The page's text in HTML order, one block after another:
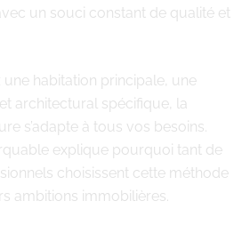
un souci constant de qualité et
habitation principale, une
architectural spécifique, la
s’adapte à tous vos besoins.
explique pourquoi tant de
choisissent cette méthode
ambitions immobilières.